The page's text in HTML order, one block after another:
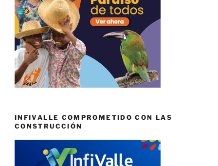
INFIVALLE COMPROMETIDO CON LAS
CONSTRUCCIÓN